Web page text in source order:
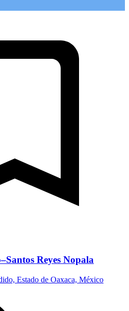
Reyes Nopala
Estado de Oaxaca, México